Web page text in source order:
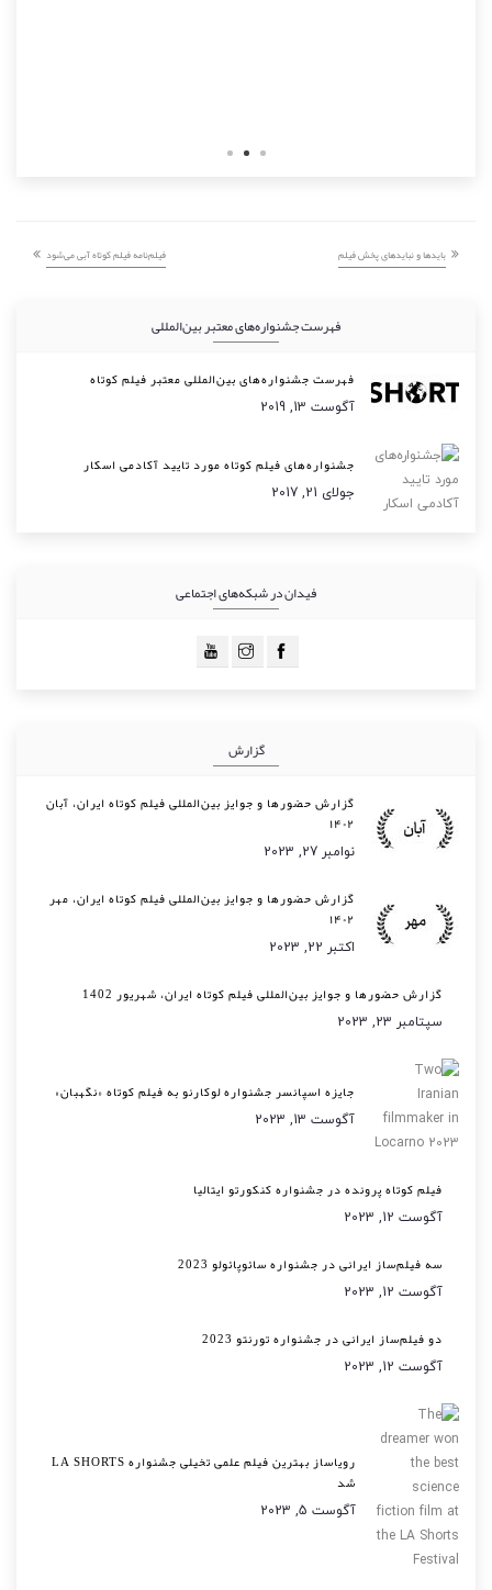
بایدها و نباید‌های پخش فیلم فیلم‌نامه فیلم کوتاه آبی می‌شود
فهرست جشنواره‌های معتبر بین‌المللی
فهرست جشنواره‌های بین‌المللی معتبر فیلم کوتاه
آگوست 13, 2019
جشنواره‌های فیلم کوتاه مورد تایید آکادمی اسکار
جولای 21, 2017
فیدان در شبکه‌های اجتماعی
گزارش
گزارش حضورها و جوایز بین‌المللی فیلم کوتاه ایران، آبان
۱۴۰۲
نوامبر 27, 2023
گزارش حضورها و جوایز بین‌المللی فیلم کوتاه ایران، مهر
۱۴۰۲
اکتبر 22, 2023
گزارش حضورها و جوایز بین‌المللی فیلم کوتاه ایران، شهریور 1402
سپتامبر 23, 2023
جایزه اسپانسر جشنواره لوکارنو به فیلم کوتاه «نگهبان»
آگوست 13, 2023
فیلم کوتاه پرونده در جشنواره کنکورتو ایتالیا
آگوست 12, 2023
سه فیلم‌ساز ایرانی در جشنواره سائوپائولو 2023
آگوست 12, 2023
دو فیلم‌ساز ایرانی در جشنواره تورنتو 2023
آگوست 12, 2023
رویاساز بهترین فیلم علمی تخیلی جشنواره LA SHORTS
شد
آگوست 5, 2023